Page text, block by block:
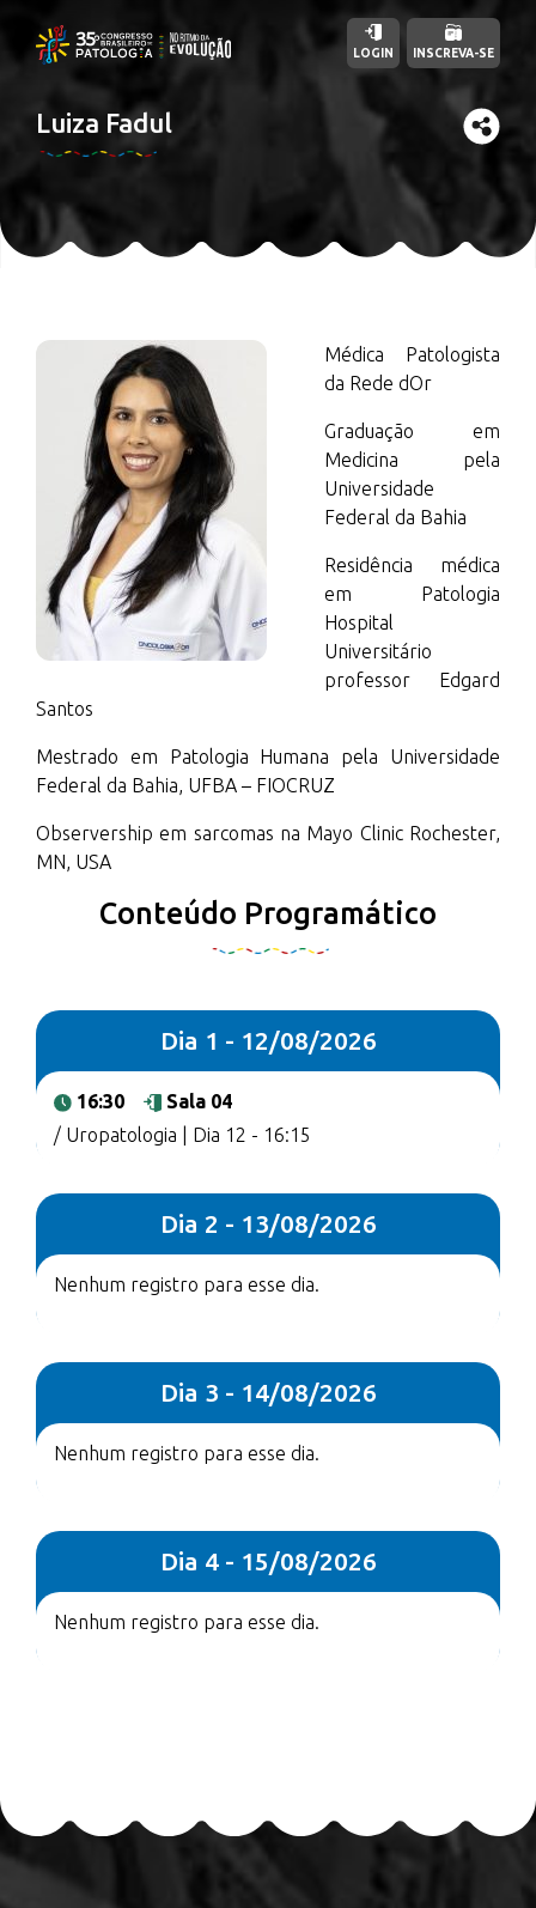
Luiza Fadul
LOGIN INSCREVA-SE
Médica Patologista
da Rede dOr
Graduação em
Medicina pela
Universidade
Federal da Bahia
Residência médica
em Patologia
Hospital
Universitário
professor Edgard
Santos
Mestrado em Patologia Humana pela Universidade
Federal da Bahia, UFBA – FIOCRUZ
Observership em sarcomas na Mayo Clinic Rochester,
MN, USA
Conteúdo Programático
Dia 1 - 12/08/2026
16:30
Sala 04
/ Uropatologia | Dia 12 - 16:15
Dia 2 - 13/08/2026
Nenhum registro para esse dia.
Dia 3 - 14/08/2026
Nenhum registro para esse dia.
Dia 4 - 15/08/2026
Nenhum registro para esse dia.